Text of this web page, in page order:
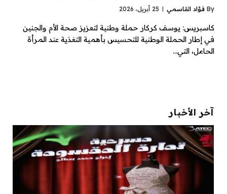
By فؤاد القاسمي 25 أبريل، 2026
كاسبريس: يوسف كركار حملة وطنية لتعزيز صحة الأم والجنين
في إطار الحملة الوطنية للتحسيس بأهمية التغذية عند المرأة
الحامل، التي…
آخر الأخبار